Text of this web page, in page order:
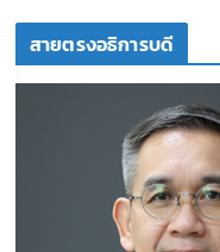
สายตรงอธิการบดี